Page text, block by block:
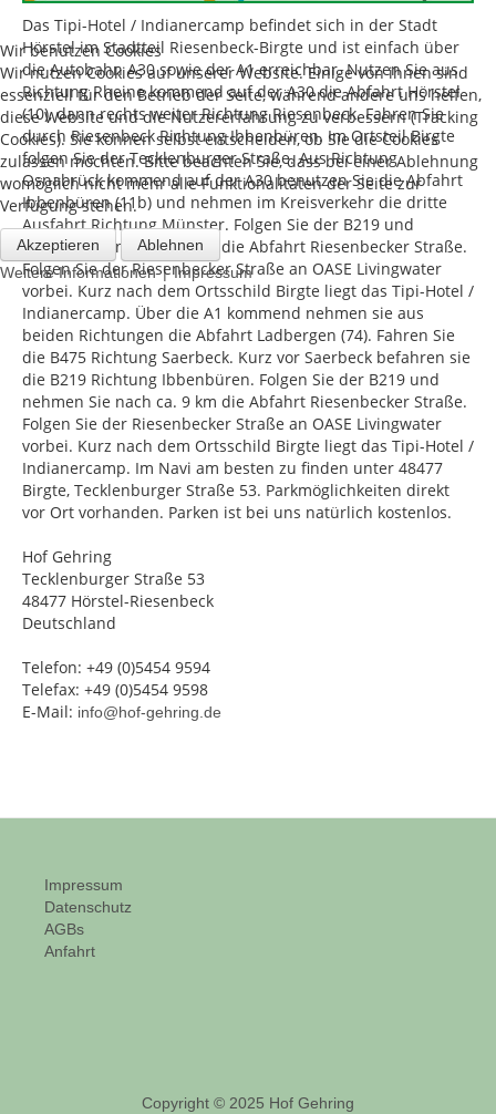
Das Tipi-Hotel / Indianercamp befindet sich in der Stadt
Hörstel im Stadtteil Riesenbeck-Birgte und ist einfach über
die Autobahn A30 sowie der A1 erreichbar. Nutzen Sie aus
Richtung Rheine kommend auf der A30 die Abfahrt Hörstel
(10), dann rechts weiter Richtung Riesenbeck. Fahren Sie
durch Riesenbeck Richtung Ibbenbüren. Im Ortsteil Birgte
folgen Sie der Tecklenburger Straße. Aus Richtung
Osnabrück kommend auf der A30 benutzen Sie die Abfahrt
Ibbenbüren (11b) und nehmen im Kreisverkehr die dritte
Ausfahrt Richtung Münster. Folgen Sie der B219 und
nehmen Sie nach ca. 3 km die Abfahrt Riesenbecker Straße.
Folgen Sie der Riesenbecker Straße an OASE Livingwater
vorbei. Kurz nach dem Ortsschild Birgte liegt das Tipi-Hotel /
Indianercamp. Über die A1 kommend nehmen sie aus
beiden Richtungen die Abfahrt Ladbergen (74). Fahren Sie
die B475 Richtung Saerbeck. Kurz vor Saerbeck befahren sie
die B219 Richtung Ibbenbüren. Folgen Sie der B219 und
nehmen Sie nach ca. 9 km die Abfahrt Riesenbecker Straße.
Folgen Sie der Riesenbecker Straße an OASE Livingwater
vorbei. Kurz nach dem Ortsschild Birgte liegt das Tipi-Hotel /
Indianercamp. Im Navi am besten zu finden unter 48477
Birgte, Tecklenburger Straße 53. Parkmöglichkeiten direkt
vor Ort vorhanden. Parken ist bei uns natürlich kostenlos.
Hof Gehring
Tecklenburger Straße 53
48477 Hörstel-Riesenbeck
Deutschland
Telefon: +49 (0)5454 9594
Telefax: +49 (0)5454 9598
E-Mail: info@hof-gehring.de
Impressum
Datenschutz
AGBs
Anfahrt
Copyright © 2025 Hof Gehring
Wir benutzen Cookies
Wir nutzen Cookies auf unserer Website. Einige von ihnen sind
essenziell für den Betrieb der Seite, während andere uns helfen,
diese Website und die Nutzererfahrung zu verbessern (Tracking
Cookies). Sie können selbst entscheiden, ob Sie die Cookies
zulassen möchten. Bitte beachten Sie, dass bei einer Ablehnung
womöglich nicht mehr alle Funktionalitäten der Seite zur
Verfügung stehen.
Akzeptieren
Ablehnen
Weitere Informationen|Impressum